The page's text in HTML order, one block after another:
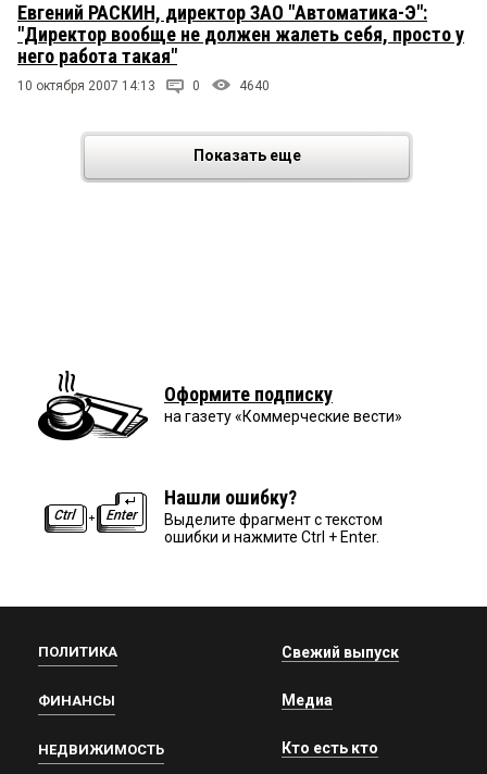
Евгений РАСКИН, директор ЗАО "Автоматика-Э":
"Директор вообще не должен жалеть себя, просто у
него работа такая"
10 октября 2007 14:13 0 4640
Показать еще
Оформите подписку
на газету «Коммерческие вести»
Нашли ошибку?
Выделите фрагмент с текстом
ошибки и нажмите Ctrl + Enter.
ПОЛИТИКА
ФИНАНСЫ
НЕДВИЖИМОСТЬ
Свежий выпуск
Медиа
Кто есть кто